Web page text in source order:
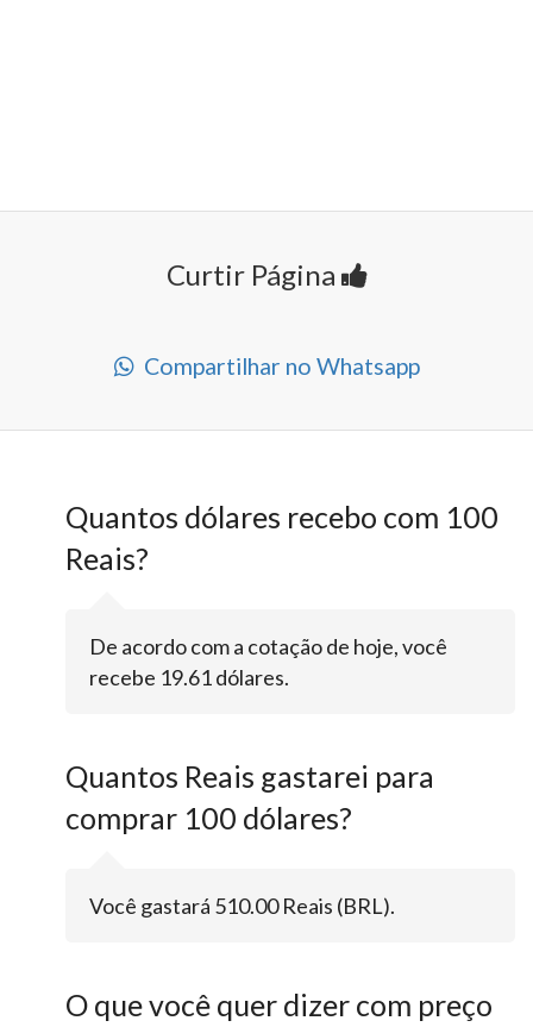
Curtir Página
Compartilhar no Whatsapp
Quantos dólares recebo com 100
Reais?
De acordo com a cotação de hoje, você
recebe 19.61 dólares.
Quantos Reais gastarei para
comprar 100 dólares?
Você gastará 510.00 Reais (BRL).
O que você quer dizer com preço